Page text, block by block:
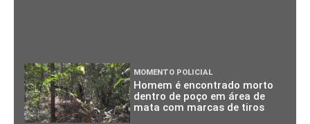
MOMENTO POLICIAL
Homem é encontrado morto
dentro de poço em área de
mata com marcas de tiros